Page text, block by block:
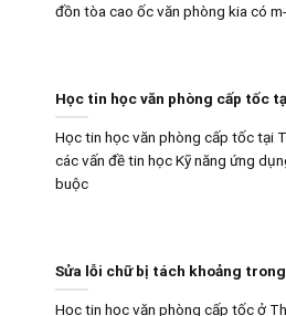
đồn tòa cao ốc văn phòng kia có
Học tin học văn phòng cấp tốc
Học tin học văn phòng cấp tốc tại
các vấn đề tin học Kỹ năng ứng
buộc
Sửa lỗi chữ bị tách khoảng
Học tin học văn phòng cấp tốc ở